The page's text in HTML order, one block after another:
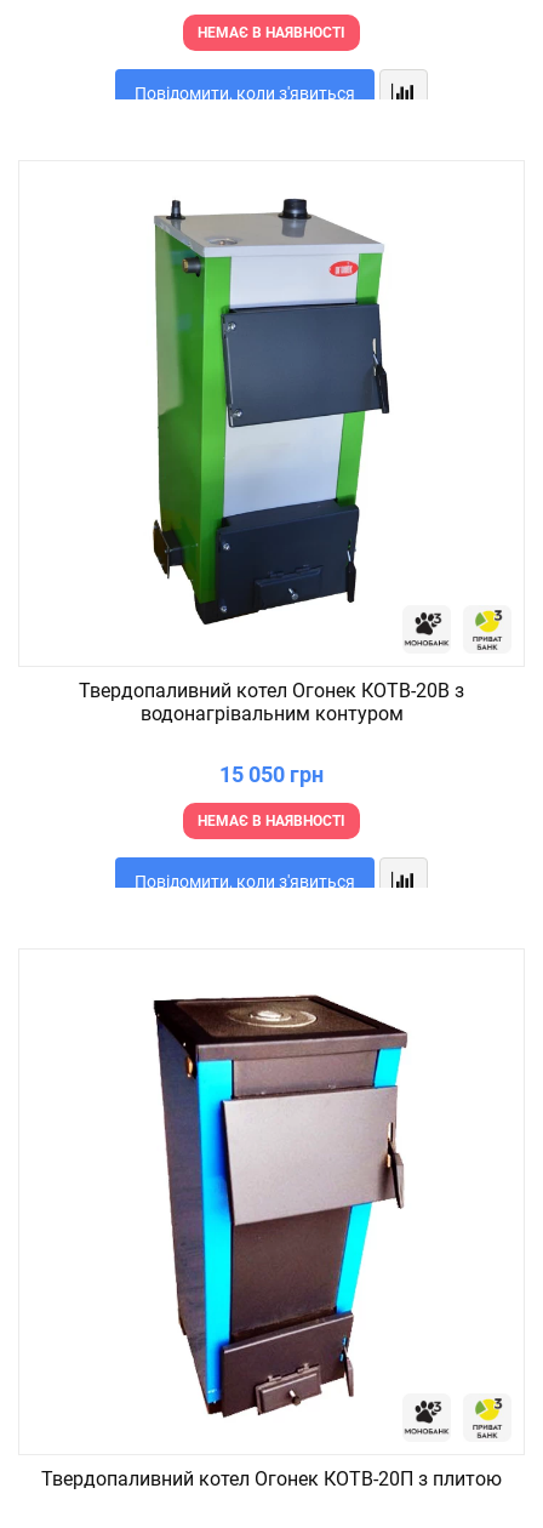
НЕМАЄ В НАЯВНОСТІ
Повідомити, коли з'явиться
Твердопаливний котел Огонек КОТВ-20В з
водонагрівальним контуром
15 050 грн
НЕМАЄ В НАЯВНОСТІ
Повідомити, коли з'явиться
Твердопаливний котел Огонек КОТВ-20П з плитою